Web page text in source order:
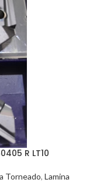
R LT10
Torneado, Lamina